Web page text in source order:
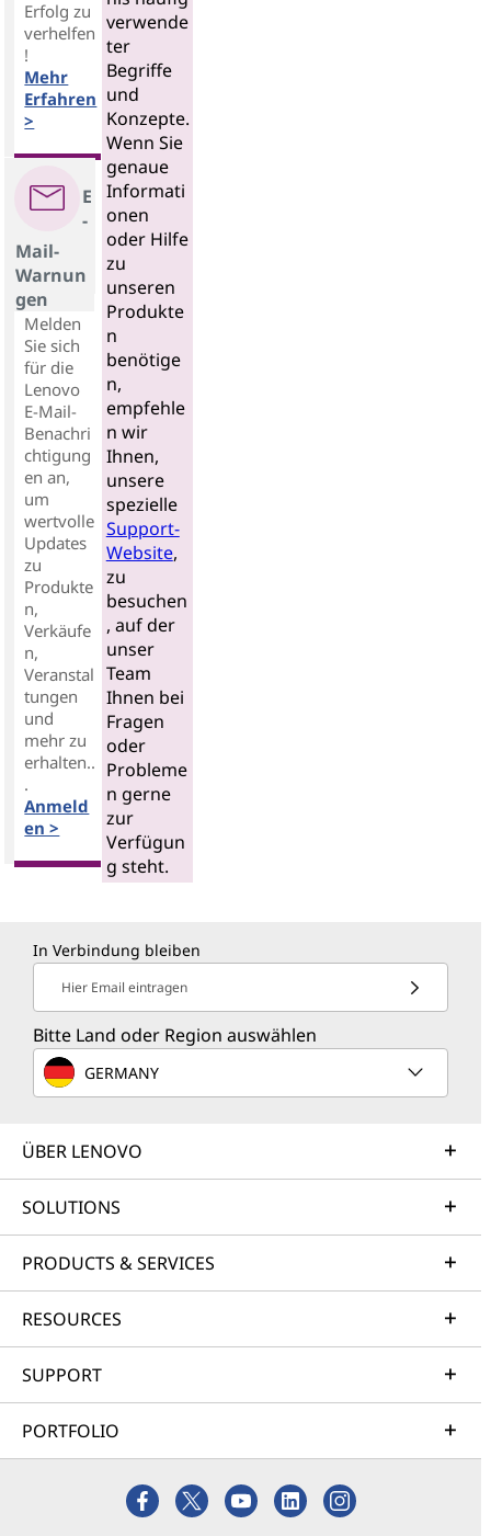
Erfolg zu
verhelfen
!
Mehr
Erfahren
>
E
-
Mail-
Warnun
gen
Melden
Sie sich
für die
Lenovo
E-Mail-
Benachri
chtigung
en an,
um
wertvolle
Updates
zu
Produkte
n,
Verkäufe
n,
Veranstal
tungen
und
mehr zu
erhalten..
.
Anmeld
en >
verwende
ter
Begriffe
und
Konzepte.
Wenn Sie
genaue
Informati
onen
oder Hilfe
zu
unseren
Produkte
n
benötige
n,
empfehle
n wir
Ihnen,
unsere
spezielle
Support-
Website,
zu
besuchen
, auf der
unser
Team
Ihnen bei
Fragen
oder
Probleme
n gerne
zur
Verfügun
g steht.
In Verbindung bleiben
Hier Email eintragen
Bitte Land oder Region auswählen
GERMANY
ÜBER LENOVO
SOLUTIONS
PRODUCTS & SERVICES
RESOURCES
SUPPORT
PORTFOLIO